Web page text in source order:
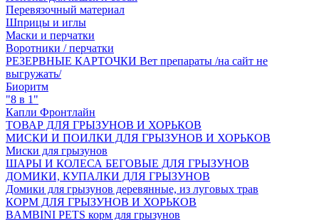
Перевязочный материал
Шприцы и иглы
Маски и перчатки
Воротники / перчатки
РЕЗЕРВНЫЕ КАРТОЧКИ Вет препараты /на сайт не
выгружать/
Биоритм
"8 в 1"
Капли Фронтлайн
ТОВАР ДЛЯ ГРЫЗУНОВ И ХОРЬКОВ
МИСКИ И ПОИЛКИ ДЛЯ ГРЫЗУНОВ И ХОРЬКОВ
Миски для грызунов
ШАРЫ И КОЛЕСА БЕГОВЫЕ ДЛЯ ГРЫЗУНОВ
ДОМИКИ, КУПАЛКИ ДЛЯ ГРЫЗУНОВ
Домики для грызунов деревянные, из луговых трав
КОРМ ДЛЯ ГРЫЗУНОВ И ХОРЬКОВ
BAMBINI PETS корм для грызунов